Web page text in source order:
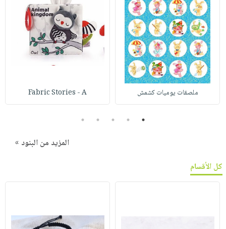
ملصقات يوميات كشمش Fabric Stories - A
1
2
3
4
5
المزيد من البنود »
كل الأقسام